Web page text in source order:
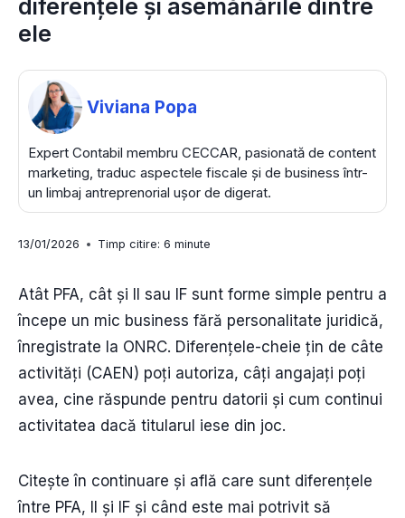
diferențele și asemănările dintre
ele
Viviana Popa
Expert Contabil membru CECCAR, pasionată de content
marketing, traduc aspectele fiscale și de business într-
un limbaj antreprenorial ușor de digerat.
13/01/2026 Timp citire: 6 minute
Atât PFA, cât și II sau IF sunt forme simple pentru a
începe un mic business fără personalitate juridică,
înregistrate la ONRC. Diferențele-cheie țin de câte
activități (CAEN) poți autoriza, câți angajați poți
avea, cine răspunde pentru datorii și cum continui
activitatea dacă titularul iese din joc.
Citește în continuare și află care sunt diferențele
între PFA, II și IF și când este mai potrivit să